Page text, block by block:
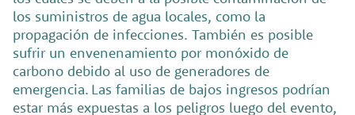
los suministros de agua locales, como la
propagación de infecciones. También es posible
sufrir un envenenamiento por monóxido de
carbono debido al uso de generadores de
emergencia. Las familias de bajos ingresos podrían
estar más expuestas a los peligros luego del evento,